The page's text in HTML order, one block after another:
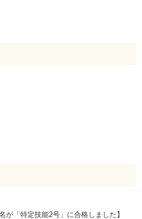
が「特定技能2号」に合格しました】